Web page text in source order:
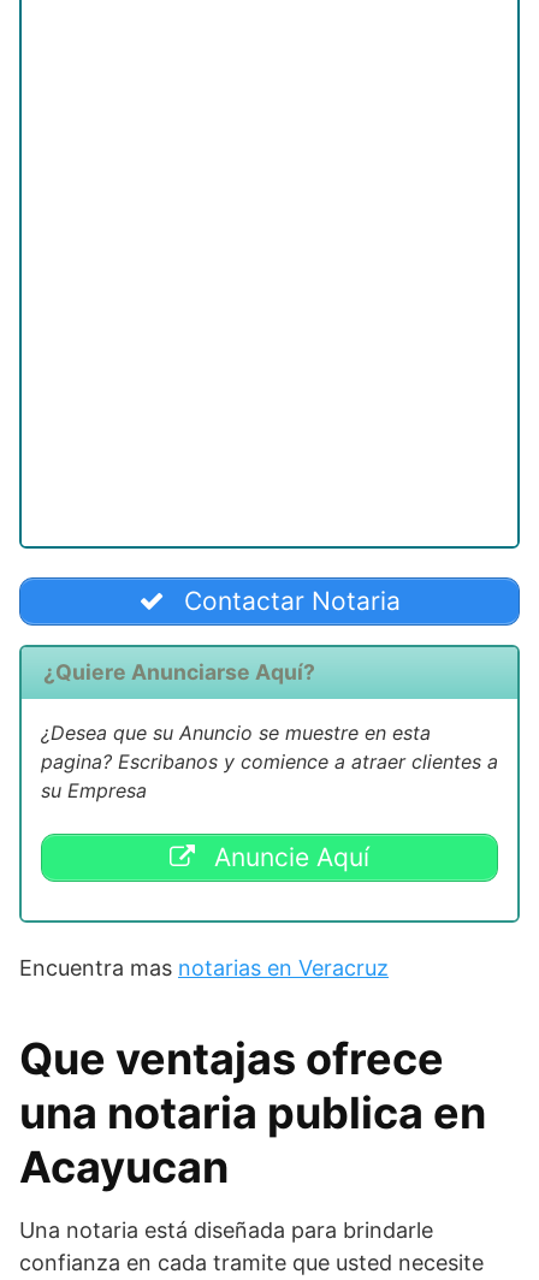
Contactar Notaria
¿Quiere Anunciarse Aquí?
¿Desea que su Anuncio se muestre en esta
pagina? Escribanos y comience a atraer clientes a
su Empresa
Anuncie Aquí
Encuentra mas notarias en Veracruz
Que ventajas ofrece
una notaria publica en
Acayucan
Una notaria está diseñada para brindarle
confianza en cada tramite que usted necesite